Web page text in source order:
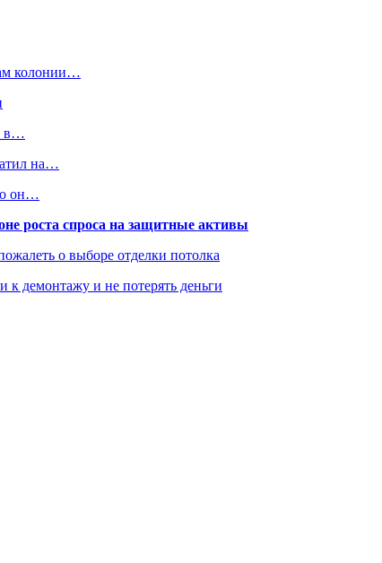
колонии…
в…
на…
он…
роста спроса на защитные активы
о выборе отделки потолка
к демонтажу и не потерять деньги